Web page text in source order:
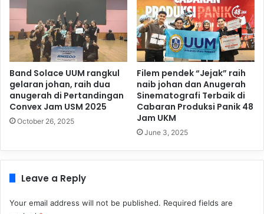
Band Solace UUM rangkul
gelaran johan, raih dua
anugerah di Pertandingan
Convex Jam USM 2025
October 26, 2025
Filem pendek “Jejak” raih
naib johan dan Anugerah
Sinematografi Terbaik di
Cabaran Produksi Panik 48
Jam UKM
June 3, 2025
Leave a Reply
Your email address will not be published. Required fields are